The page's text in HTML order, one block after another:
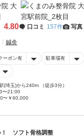
4.80 口コミ 157件 写真
鍼灸
ーポン有 駐車場有
(埼玉)から240m （徒歩3分）
〜21:00
〜￥60,000
！ ソフト骨格調整